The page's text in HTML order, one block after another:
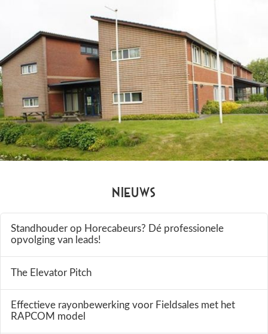
Nieuws
Standhouder op Horecabeurs? Dé professionele
opvolging van leads!
The Elevator Pitch
Effectieve rayonbewerking voor Fieldsales met het
RAPCOM model